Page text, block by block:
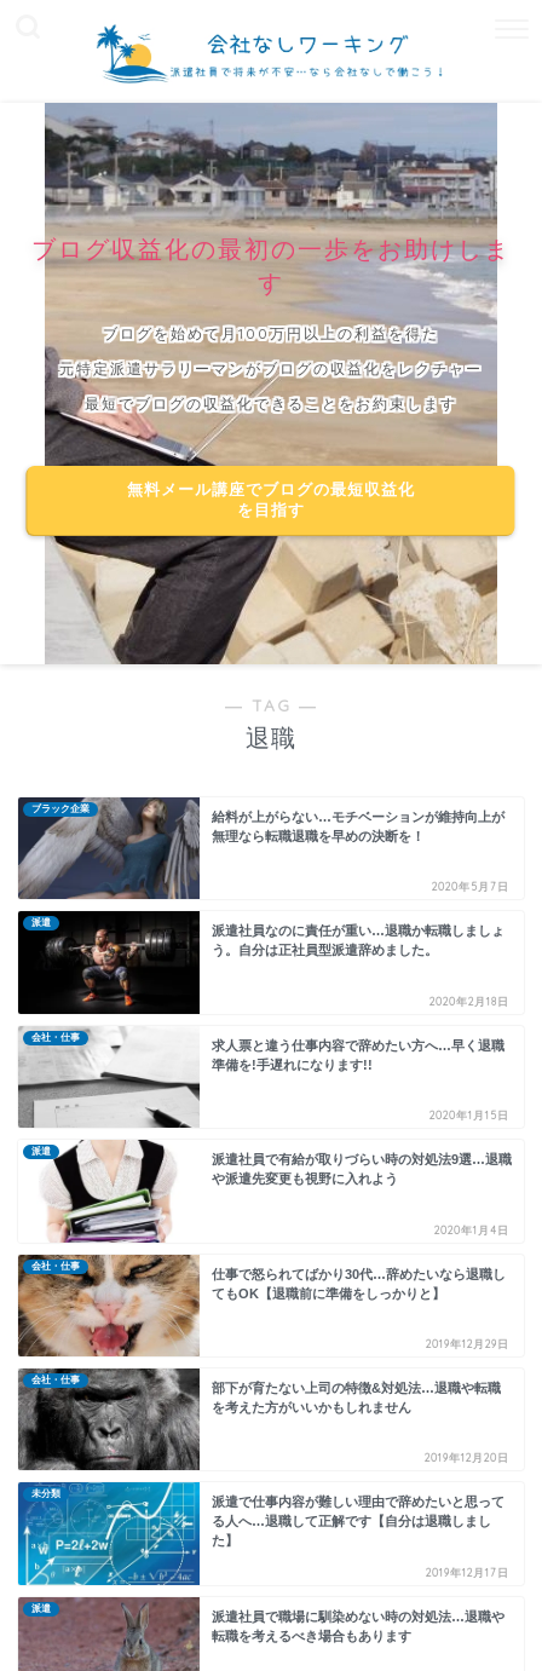
ブログ収益化の最初の一歩をお助けしま
す
ブログを始めて月100万円以上の利益を得た
元特定派遣サラリーマンがブログの収益化をレクチャー
最短でブログの収益化できることをお約束します
無料メール講座でブログの最短収益化
を目指す
― TAG ―
退職
ブラック企業
給料が上がらない…モチベーションが維持向上が
無理なら転職退職を早めの決断を！
2020年5月7日
派遣
派遣社員なのに責任が重い…退職か転職しましょ
う。自分は正社員型派遣辞めました。
2020年2月18日
会社・仕事
求人票と違う仕事内容で辞めたい方へ…早く退職
準備を!手遅れになります!!
2020年1月15日
派遣
派遣社員で有給が取りづらい時の対処法9選…退職
や派遣先変更も視野に入れよう
2020年1月4日
会社・仕事
仕事で怒られてばかり30代…辞めたいなら退職し
てもOK【退職前に準備をしっかりと】
2019年12月29日
会社・仕事
部下が育たない上司の特徴&対処法…退職や転職
を考えた方がいいかもしれません
2019年12月20日
未分類
派遣で仕事内容が難しい理由で辞めたいと思って
る人へ…退職して正解です【自分は退職しまし
た】
2019年12月17日
派遣
派遣社員で職場に馴染めない時の対処法…退職や
転職を考えるべき場合もあります